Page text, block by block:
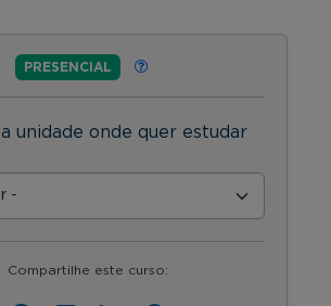
PRESENCIAL
a unidade onde quer estudar
Compartilhe este curso: